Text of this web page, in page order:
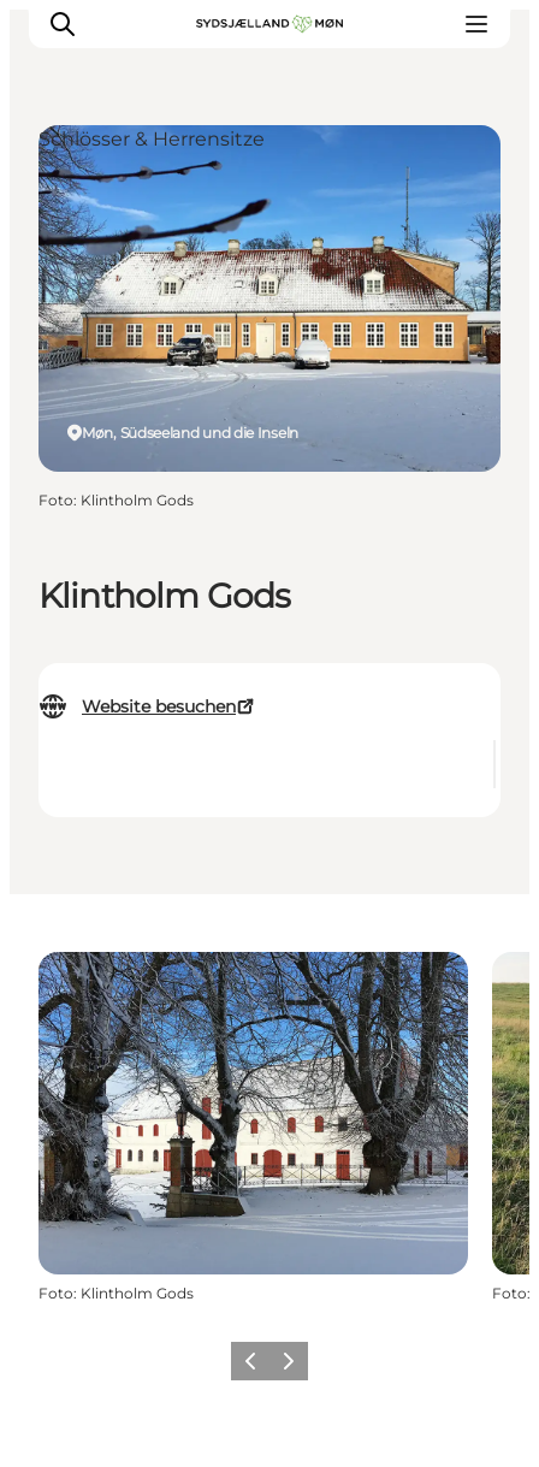
Erleben
Städte und Orte
Events
Essen
Unterkunft
Reise planen
Klintholm Gods
Website besuchen
Møn, Südseeland und die Inseln
Schlösser & Herrensitze
Foto: Klintholm Gods
Foto: Klintholm Gods Foto:
ZurückWeiter